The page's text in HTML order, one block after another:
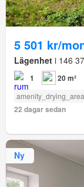
5 501 kr/
Lägenhet i 146
1 20 m²
amenity_drying_area
22 dagar sedan
Ny